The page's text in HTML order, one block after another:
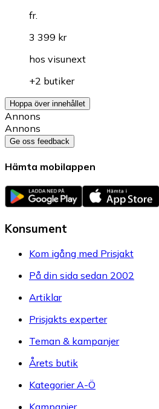
fr.
3 399 kr
hos visunext
+2 butiker
Hoppa över innehållet
Annons
Annons
Ge oss feedback
Hämta mobilappen
Konsument
Kom igång med Prisjakt
På din sida sedan 2002
Artiklar
Prisjakts experter
Teman & kampanjer
Årets butik
Kategorier A-Ö
Kampanjer